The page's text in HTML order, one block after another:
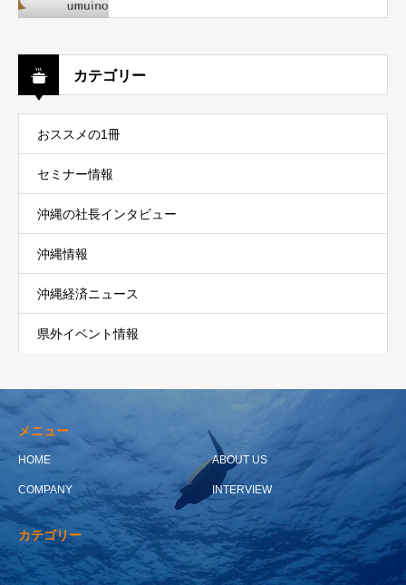
カテゴリー
おススメの1冊
セミナー情報
沖縄の社長インタビュー
沖縄情報
沖縄経済ニュース
県外イベント情報
メニュー
HOME ABOUT US
COMPANY INTERVIEW
カテゴリー